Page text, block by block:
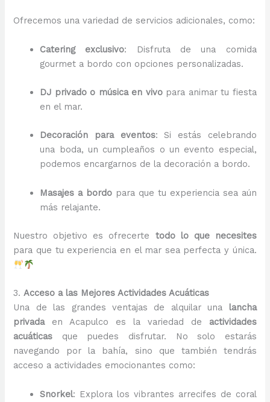
Ofrecemos una variedad de servicios adicionales, como:
Catering exclusivo: Disfruta de una comida
gourmet a bordo con opciones personalizadas.
DJ privado o música en vivopara animar tu fiesta
en el mar.
Decoración para eventos: Si estás celebrando
una boda, un cumpleaños o un evento especial,
podemos encargarnos de la decoración a bordo.
Masajes a bordo para que tu experiencia sea aún
más relajante.
Nuestro objetivo es ofrecerte todo lo que necesites
para que tu experiencia en el mar sea perfecta y única.
3.Acceso a las Mejores Actividades Acuáticas
Una de las grandes ventajas de alquilar una lancha
privadaen Acapulco es la variedad de actividades
acuáticas que puedes disfrutar. No solo estarás
navegando por la bahía, sino que también tendrás
acceso a actividades emocionantes como:
Snorkel: Explora los vibrantes arrecifes de coral